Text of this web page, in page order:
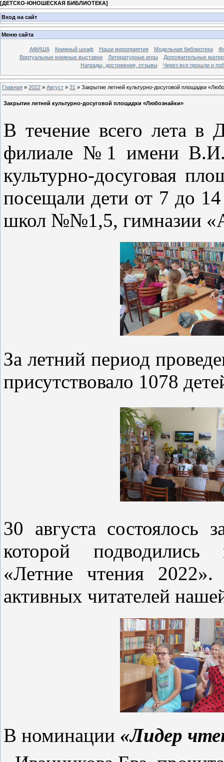
[ДЕТСКО-ЮНОШЕСКАЯ БИБЛИОТЕКА]
Вход на сайт
Меню сайта
АФИША Книжный шкаф Наши мероприятия Модельная библиотека
Виртуальные книжные выставки
Литературные игры
Дополнительные
Награды, достижения, отзывы
Через все прошли и
Главная » 2022 » Август » 31 » Закрытие летней культурно-досуговой площадки
Закрытие летней культурно-досуговой площадки «Любознайки»
В течение всего лета в
филиале №1 имени В.И.
культурно-досуговая
посещали дети от 7 до
школ №№1,5, гимназии
За летний период
присутствовало 1078
30 августа состоялось
которой подводились
«Летние чтения
активных читателей
В номинации «Лидер